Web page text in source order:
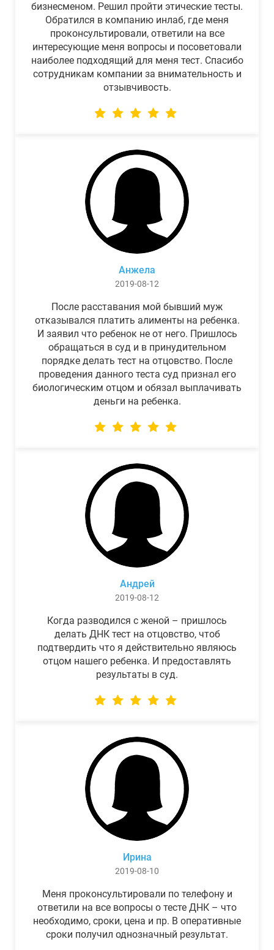
бизнесменом. Решил пройти этические тесты.
Обратился в компанию инлаб, где меня
проконсультировали, ответили на все
интересующие меня вопросы и посоветовали
наиболее подходящий для меня тест. Спасибо
сотрудникам компании за внимательность и
отзывчивость.
Анжела
2019-08-12
После расставания мой бывший муж
отказывался платить алименты на ребенка.
И заявил что ребенок не от него. Пришлось
обращаться в суд и в принудительном
порядке делать тест на отцовство. После
проведения данного теста суд признал его
биологическим отцом и обязал выплачивать
деньги на ребенка.
Андрей
2019-08-12
Когда разводился с женой – пришлось
делать ДНК тест на отцовство, чтоб
подтвердить что я действительно являюсь
отцом нашего ребенка. И предоставлять
результаты в суд.
Ирина
2019-08-10
Меня проконсультировали по телефону и
ответили на все вопросы о тесте ДНК – что
необходимо, сроки, цена и пр. В оперативные
сроки получил однозначный результат.